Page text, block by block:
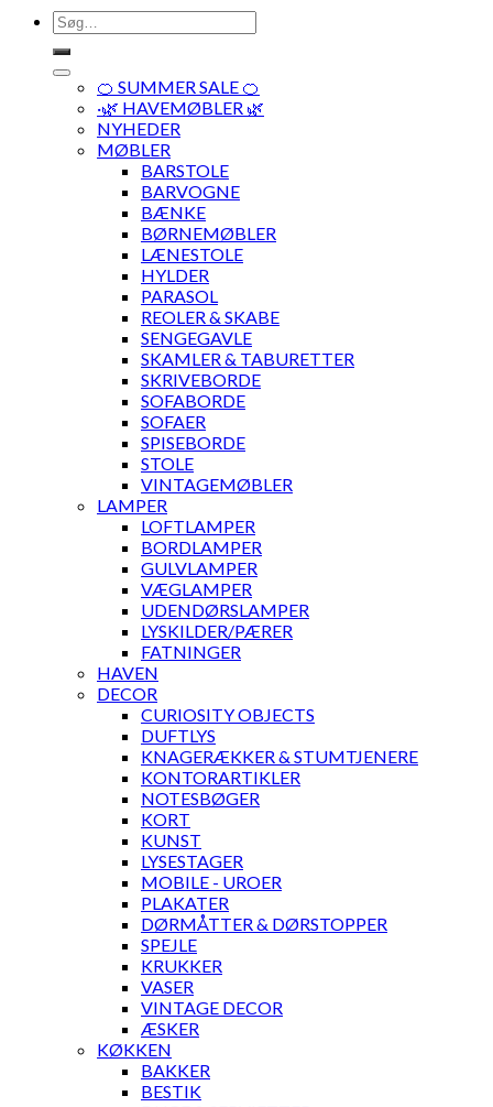
Søg
efter:
🍊 SUMMER SALE 🍊
·🌿 HAVEMØBLER 🌿
NYHEDER
MØBLER
BARSTOLE
BARVOGNE
BÆNKE
BØRNEMØBLER
LÆNESTOLE
HYLDER
PARASOL
REOLER & SKABE
SENGEGAVLE
SKAMLER & TABURETTER
SKRIVEBORDE
SOFABORDE
SOFAER
SPISEBORDE
STOLE
VINTAGEMØBLER
LAMPER
LOFTLAMPER
BORDLAMPER
GULVLAMPER
VÆGLAMPER
UDENDØRSLAMPER
LYSKILDER/PÆRER
FATNINGER
HAVEN
DECOR
CURIOSITY OBJECTS
DUFTLYS
KNAGERÆKKER & STUMTJENERE
KONTORARTIKLER
NOTESBØGER
KORT
KUNST
LYSESTAGER
MOBILE - UROER
PLAKATER
DØRMÅTTER & DØRSTOPPER
SPEJLE
KRUKKER
VASER
VINTAGE DECOR
ÆSKER
KØKKEN
BAKKER
BESTIK